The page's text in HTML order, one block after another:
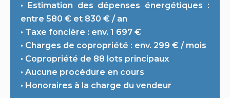
• Estimation des dépenses énergétiques :
entre 580 € et 830 € / an
• Taxe foncière : env. 1 697 €
• Charges de copropriété : env. 299 € / mois
• Copropriété de 88 lots principaux
• Aucune procédure en cours
• Honoraires à la charge du vendeur